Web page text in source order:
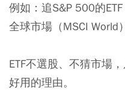
例如：追S&P 500的
全球市場（MSCI World
ETF不選股、不猜市場
好用的理由。